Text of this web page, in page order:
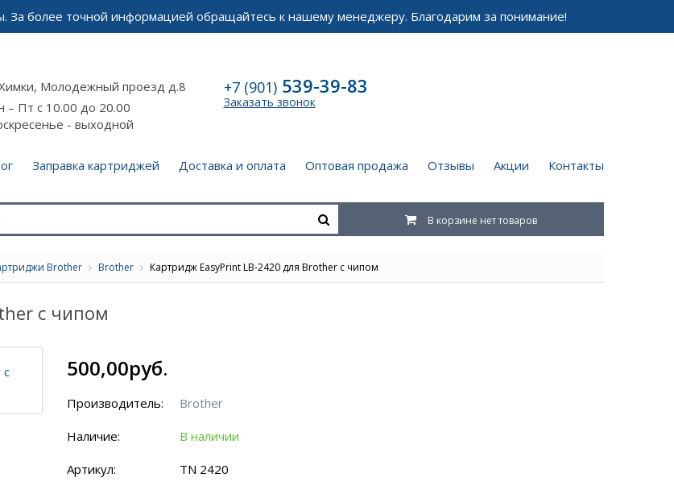
За более точной информацией обращайтесь к нашему менеджеру. Благодарим за понимание!
Молодежный проезд д.8
– Пт с 10.00 до 20.00
- выходной
+7 (901)539-39-83
Заказать звонок
Заправка картриджей Доставка и оплата Оптовая продажа Отзывы Акции Контакты
В корзине нет товаров
Brother Brother Картридж EasyPrint LB-2420 для Brother с чипом
с чипом
500,00руб.
Производитель: Brother
Наличие: В наличии
Артикул: TN 2420